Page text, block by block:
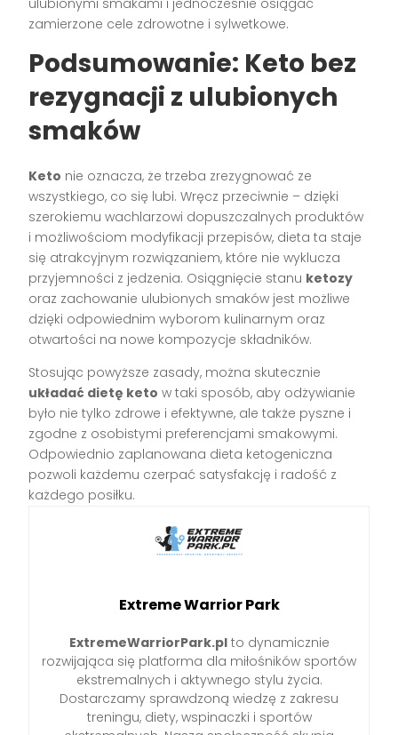
ulubionymi smakami i jednocześnie osiągać
zamierzone cele zdrowotne i sylwetkowe.
Podsumowanie: Keto bez
rezygnacji z ulubionych
smaków
Keto nie oznacza, że trzeba zrezygnować ze
wszystkiego, co się lubi. Wręcz przeciwnie – dzięki
szerokiemu wachlarzowi dopuszczalnych produktów
i możliwościom modyfikacji przepisów, dieta ta staje
się atrakcyjnym rozwiązaniem, które nie wyklucza
przyjemności z jedzenia. Osiągnięcie stanu ketozy
oraz zachowanie ulubionych smaków jest możliwe
dzięki odpowiednim wyborom kulinarnym oraz
otwartości na nowe kompozycje składników.
Stosując powyższe zasady, można skutecznie
układać dietę keto w taki sposób, aby odżywianie
było nie tylko zdrowe i efektywne, ale także pyszne i
zgodne z osobistymi preferencjami smakowymi.
Odpowiednio zaplanowana dieta ketogeniczna
pozwoli każdemu czerpać satysfakcję i radość z
każdego posiłku.
Extreme Warrior Park
ExtremeWarriorPark.plto dynamicznie
rozwijająca się platforma dla miłośników sportów
ekstremalnych i aktywnego stylu życia.
Dostarczamy sprawdzoną wiedzę z zakresu
treningu, diety, wspinaczki i sportów